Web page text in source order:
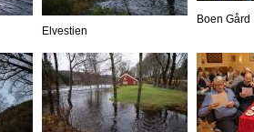
Elvestien
Boen Gård